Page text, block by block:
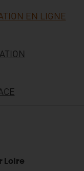
EN LIGNE
Loire